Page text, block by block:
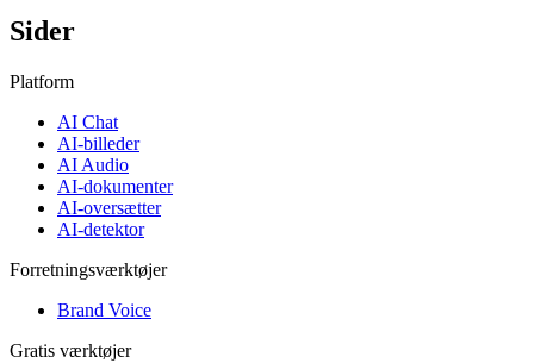
Sider
Platform
AI Chat
AI-billeder
AI Audio
AI-dokumenter
AI-oversætter
AI-detektor
Forretningsværktøjer
Brand Voice
Gratis værktøjer